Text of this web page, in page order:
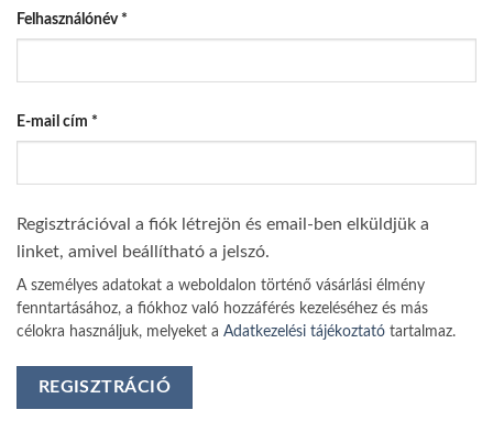
Felhasználónév *
E-mail cím *
Regisztrációval a fiók létrejön és email-ben elküldjük a
linket, amivel beállítható a jelszó.
A személyes adatokat a weboldalon történő vásárlási élmény
fenntartásához, a fiókhoz való hozzáférés kezeléséhez és más
célokra használjuk, melyeket a Adatkezelési tájékoztató tartalmaz.
REGISZTRÁCIÓ